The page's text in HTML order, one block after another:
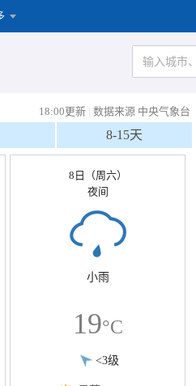
18:00更新 | 数据来源 中央气象台
8-15天
8日（周六）
夜间
小雨
19°C
<3级